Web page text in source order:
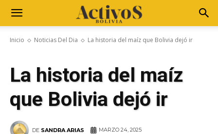
Inicio Noticias Del Dia La historia del maíz que Bolivia dejó ir
La historia del maíz
que Bolivia dejó ir
DE SANDRA ARIAS MARZO 24, 2025